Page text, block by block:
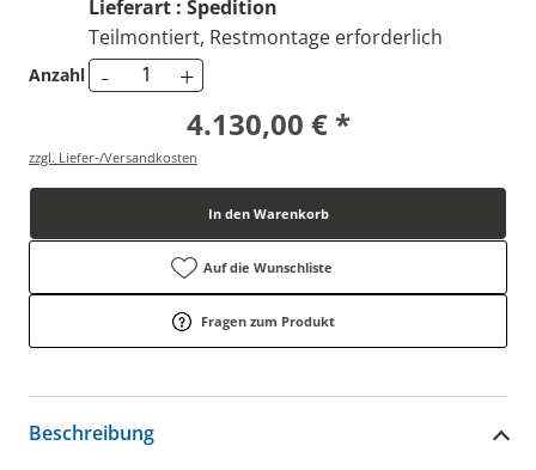
Lieferart : Spedition
Teilmontiert, Restmontage erforderlich
Anzahl - +
4.130,00 € *
zzgl. Liefer-/Versandkosten
In den Warenkorb
Auf die Wunschliste
Fragen zum Produkt
Beschreibung